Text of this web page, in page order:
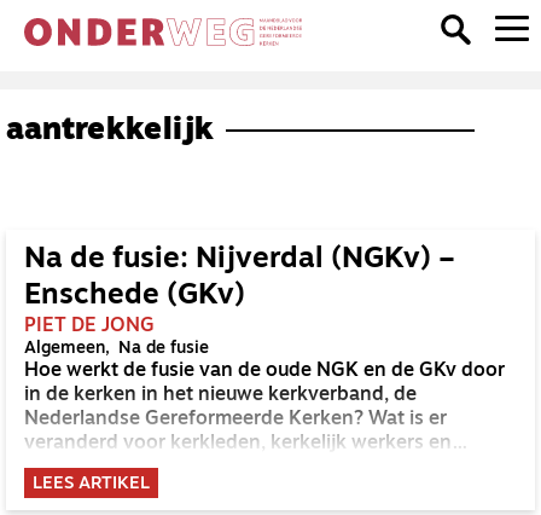
aantrekkelijk
Na de fusie: Nijverdal (NGKv) –
Enschede (GKv)
PIET DE JONG
Algemeen Na de fusie
Hoe werkt de fusie van de oude NGK en de GKv door
in de kerken in het nieuwe kerkverband, de
Nederlandse Gereformeerde Kerken? Wat is er
veranderd voor kerkleden, kerkelijk werkers en
voorgangers? OnderWeg peilt de stemming in twee
verschillende kerken in een regio.
LEES ARTIKEL